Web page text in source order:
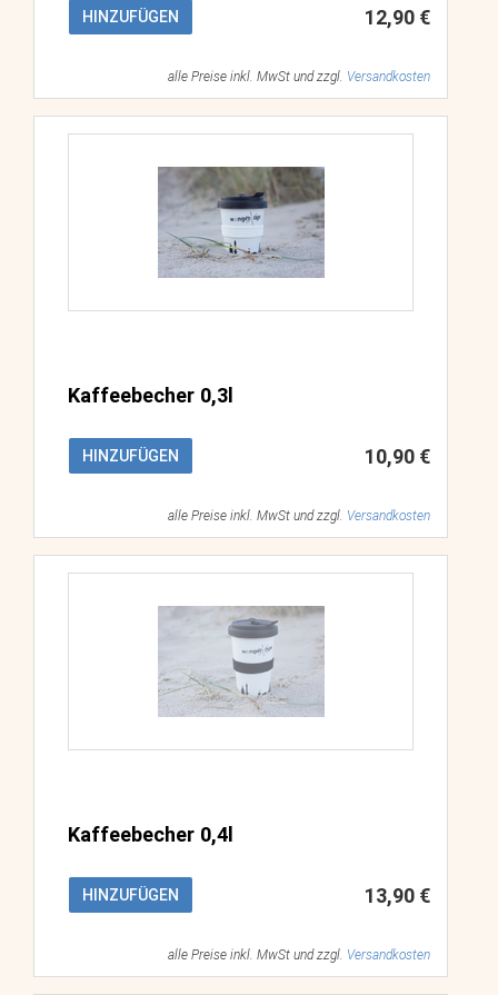
HINZUFÜGEN 12,90 €
alle Preise inkl. MwSt und zzgl. Versandkosten
Kaffeebecher 0,3l
HINZUFÜGEN 10,90 €
alle Preise inkl. MwSt und zzgl. Versandkosten
Kaffeebecher 0,4l
HINZUFÜGEN 13,90 €
alle Preise inkl. MwSt und zzgl. Versandkosten